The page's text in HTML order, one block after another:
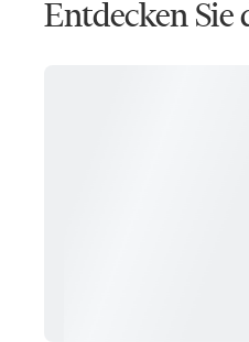
Entdecken Sie